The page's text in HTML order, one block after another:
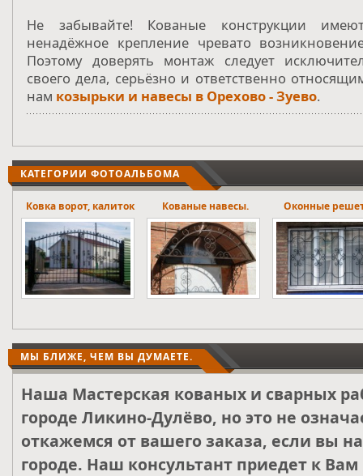
Не забывайте! Кованые конструкции
ненадёжное крепление чревато
Поэтому доверять монтаж следует
своего дела, серьёзно и ответственно
нам козырьки и навесы в Орехово - Зуево.
КАТЕГОРИИ ФОТОАЛЬБОМА
Кованые навесы. Оконные решетки
МЫ БЛИЖЕ, ЧЕМ ВЫ ДУМАЕТЕ.
Наша Мастерская кованых и сварных
городе Ликино-Дулёво, но это не
откажемся от вашего заказа, если вы
городе. Наш консультант приедет к